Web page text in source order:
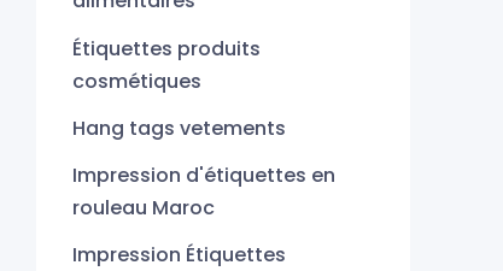
Étiquettes produits
cosmétiques
Hang tags vetements
Impression d'étiquettes en
rouleau Maroc
Impression Étiquettes